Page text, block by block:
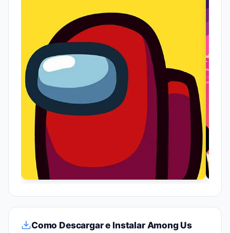
Como Descargar e Instalar Among Us